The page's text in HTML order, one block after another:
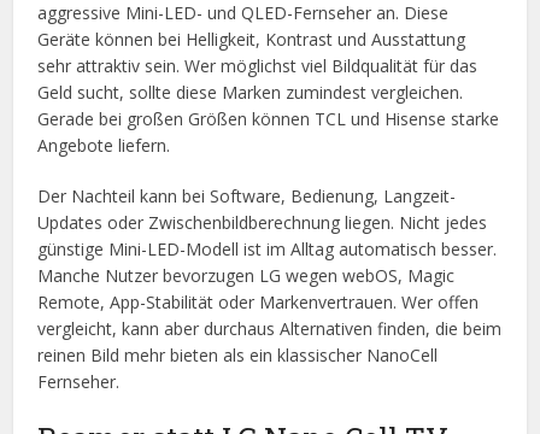
aggressive Mini-LED- und QLED-Fernseher an. Diese
Geräte können bei Helligkeit, Kontrast und Ausstattung
sehr attraktiv sein. Wer möglichst viel Bildqualität für das
Geld sucht, sollte diese Marken zumindest vergleichen.
Gerade bei großen Größen können TCL und Hisense starke
Angebote liefern.
Der Nachteil kann bei Software, Bedienung, Langzeit-
Updates oder Zwischenbildberechnung liegen. Nicht jedes
günstige Mini-LED-Modell ist im Alltag automatisch besser.
Manche Nutzer bevorzugen LG wegen webOS, Magic
Remote, App-Stabilität oder Markenvertrauen. Wer offen
vergleicht, kann aber durchaus Alternativen finden, die beim
reinen Bild mehr bieten als ein klassischer NanoCell
Fernseher.